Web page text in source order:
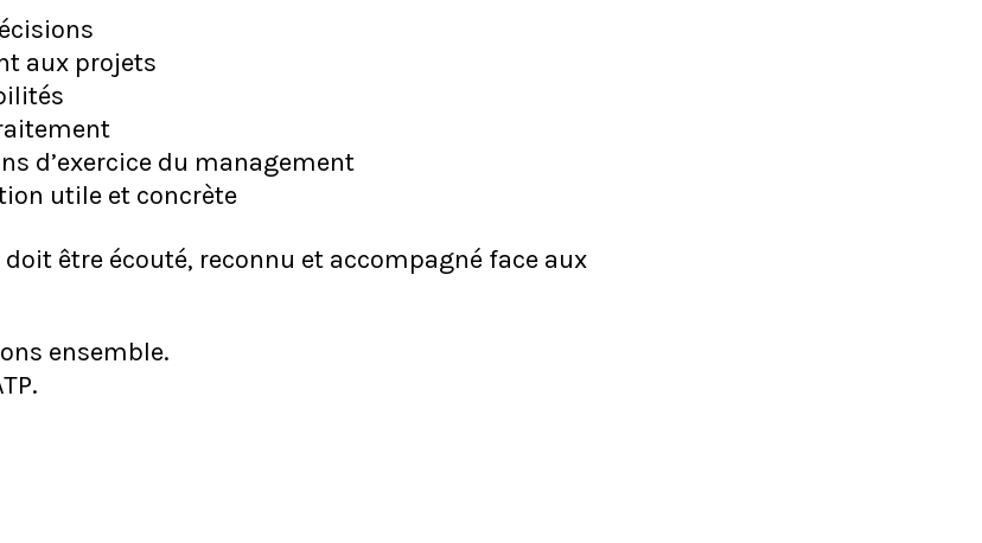
aux projets
d’exercice du management
utile et concrète
doit être écouté, reconnu et accompagné face aux
ensemble.